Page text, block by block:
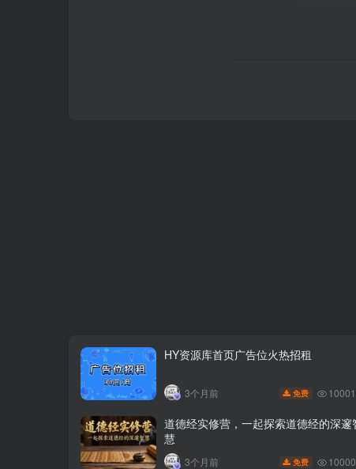
HY资源库首页广告位火热招租
3个月前 免费
道德经实修营，一起探索道德经的深邃
慧
3个月前 免费